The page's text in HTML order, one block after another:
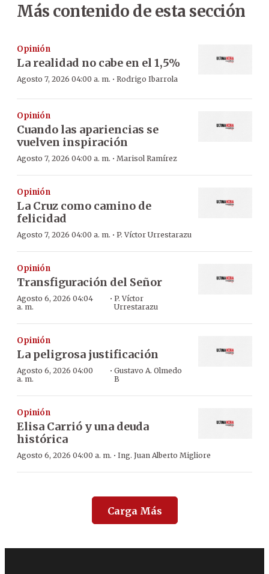
Más contenido de esta sección
Opinión
La realidad no cabe en el 1,5%
Agosto 7, 2026 04:00 a. m. · Rodrigo Ibarrola
Opinión
Cuando las apariencias se
vuelven inspiración
Agosto 7, 2026 04:00 a. m. · Marisol Ramírez
Opinión
La Cruz como camino de
felicidad
Agosto 7, 2026 04:00 a. m. · P. Víctor Urrestarazu
Opinión
Transfiguración del Señor
Agosto 6, 2026 04:04
a. m.
· P. Víctor
Urrestarazu
Opinión
La peligrosa justificación
Agosto 6, 2026 04:00
a. m.
· Gustavo A. Olmedo
B
Opinión
Elisa Carrió y una deuda
histórica
Agosto 6, 2026 04:00 a. m. · Ing. Juan Alberto Migliore
Carga Más